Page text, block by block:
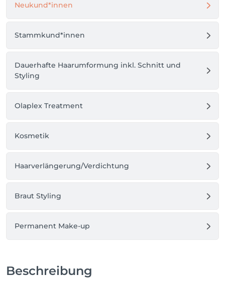
Neukund*innen
Stammkund*innen
Dauerhafte Haarumformung inkl. Schnitt und
Styling
Olaplex Treatment
Kosmetik
Haarverlängerung/Verdichtung
Braut Styling
Permanent Make-up
Beschreibung